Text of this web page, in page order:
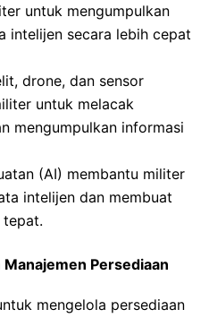
untuk mengumpulkan
intelijen secara lebih cepat
drone, dan sensor
untuk melacak
mengumpulkan informasi
(AI) membantu militer
intelijen dan membuat
tepat.
Persediaan
mengelola persediaan